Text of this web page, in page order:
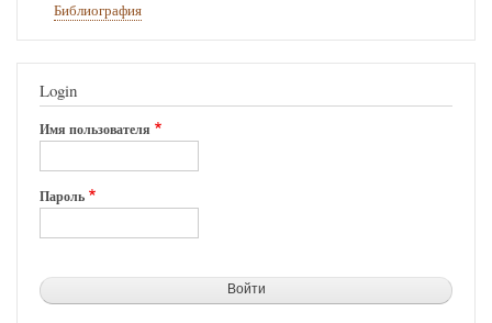
Библиография
Login
Имя пользователя
Пароль